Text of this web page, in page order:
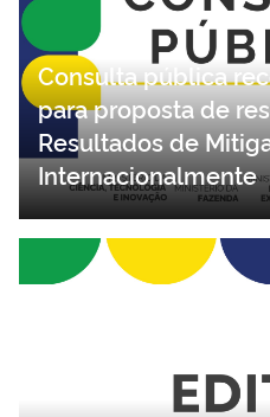
Consulta pública
para proposta de
Resultados de
Internacionalmente